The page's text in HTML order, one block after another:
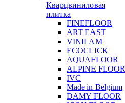
Кварцвиниловая
плитка
FINEFLOOR
ART EAST
VINILAM
ECOCLICK
AQUAFLOOR
ALPINE FLOOR
IVC
Made in Belgium
DAMY FLOOR